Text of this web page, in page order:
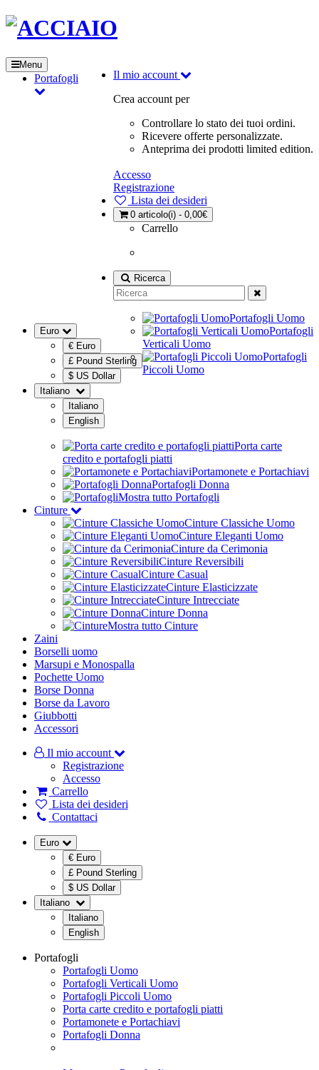
Menu
Il mio account
Crea account per
Controllare lo stato dei tuoi ordini.
Ricevere offerte personalizzate.
Anteprima dei prodotti limited edition.
Accesso
Registrazione
Lista dei desideri
0 articolo(i) - 0,00€
Carrello
Ricerca
Euro
€ Euro
£ Pound Sterling
$ US Dollar
Italiano
Italiano
English
Portafogli
Portafogli Uomo
Portafogli
Verticali Uomo
Portafogli
Piccoli Uomo
Porta carte
credito e portafogli piatti
Portamonete e Portachiavi
Portafogli Donna
Mostra tutto Portafogli
Cinture
Cinture Classiche Uomo
Cinture Eleganti Uomo
Cinture da Cerimonia
Cinture Reversibili
Cinture Casual
Cinture Elasticizzate
Cinture Intrecciate
Cinture Donna
Mostra tutto Cinture
Zaini
Borselli uomo
Marsupi e Monospalla
Pochette Uomo
Borse Donna
Borse da Lavoro
Giubbotti
Accessori
Il mio account
Registrazione
Accesso
Carrello
Lista dei desideri
Contattaci
Euro
€ Euro
£ Pound Sterling
$ US Dollar
Italiano
Italiano
English
Portafogli
Portafogli Uomo
Portafogli Verticali Uomo
Portafogli Piccoli Uomo
Porta carte credito e portafogli piatti
Portamonete e Portachiavi
Portafogli Donna